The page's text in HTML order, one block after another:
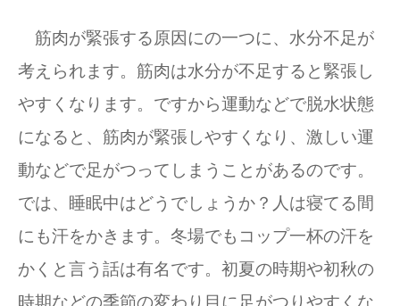
筋肉が緊張する原因にの一つに、水分不足が
考えられます。筋肉は水分が不足すると緊張し
やすくなります。ですから運動などで脱水状態
になると、筋肉が緊張しやすくなり、激しい運
動などで足がつってしまうことがあるのです。
では、睡眠中はどうでしょうか？人は寝てる間
にも汗をかきます。冬場でもコップ一杯の汗を
かくと言う話は有名です。初夏の時期や初秋の
時期などの季節の変わり目に足がつりやすくな